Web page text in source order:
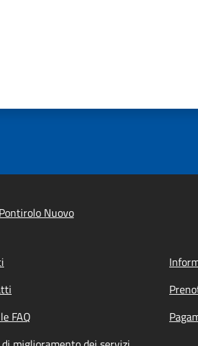
Nuovo
FAQ